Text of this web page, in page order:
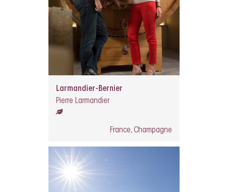
Larmandier-Bernier
Pierre Larmandier
France, Champagne